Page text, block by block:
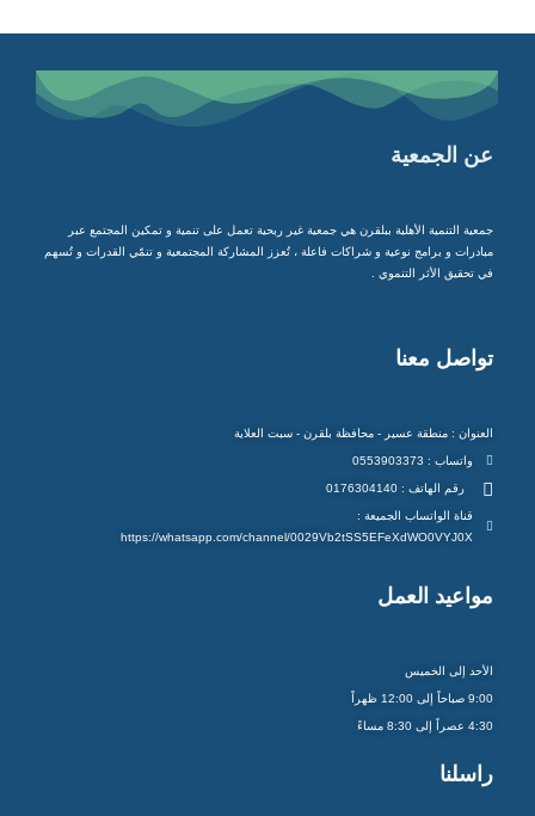
عن الجمعية
جمعية التنمية الأهلية ببلقرن هي جمعية غير ربحية تعمل على تنمية و تمكين المجتمع عبر
مبادرات و برامج نوعية و شراكات فاعلة ، تُعزز المشاركة المجتمعية و تنمّي القدرات و تُسهم
في تحقيق الأثر التنموي .
تواصل معنا
العنوان : منطقة عسير - محافظة بلقرن - سبت العلاية
واتساب : 0553903373
رقم الهاتف : 0176304140
قناة الواتساب الجميعة :
https://whatsapp.com/channel/0029Vb2tSS5EFeXdWO0VYJ0X
مواعيد العمل
الأحد إلى الخميس
9:00 صباحاً إلى 12:00 ظهراً
4:30 عصراً إلى 8:30 مساءً
راسلنا